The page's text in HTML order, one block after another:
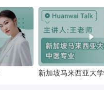
新加坡马来西亚大